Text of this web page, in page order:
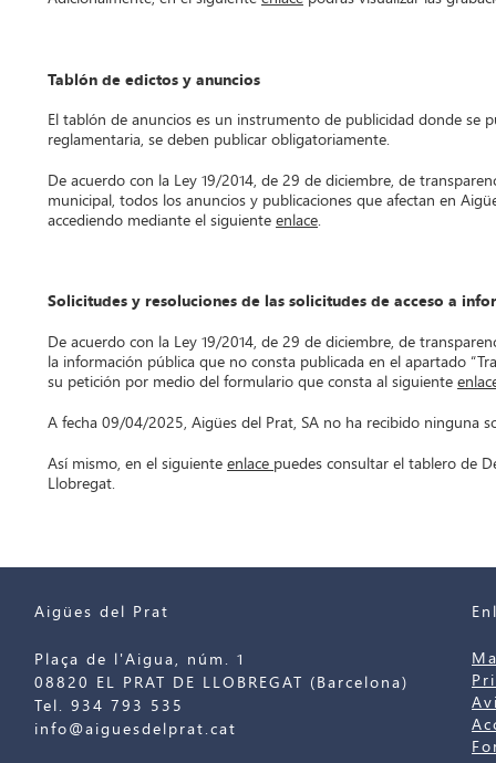
Tablón de edictos y anuncios
El tablón de anuncios es un instrumento de publicidad donde se
reglamentaria, se deben publicar obligatoriamente.
De acuerdo con la Ley 19/2014, de 29 de diciembre, de
municipal, todos los anuncios y publicaciones que afectan en
accediendo mediante el siguiente enlace.
Solicitudes y resoluciones de las solicitudes de acceso a
De acuerdo con la Ley 19/2014, de 29 de diciembre, de
la información pública que no consta publicada en el apartado
su petición por medio del formulario que consta al siguiente
A fecha 09/04/2025, Aigües del Prat, SA no ha recibido ninguna
Así mismo, en el siguiente enlace puedes consultar el tablero de
Llobregat.
Aigües del Prat
Plaça de l'Aigua, núm. 1
08820 EL PRAT DE LLOBREGAT (Barcelona)
Tel. 934 793 535
info@aiguesdelprat.cat